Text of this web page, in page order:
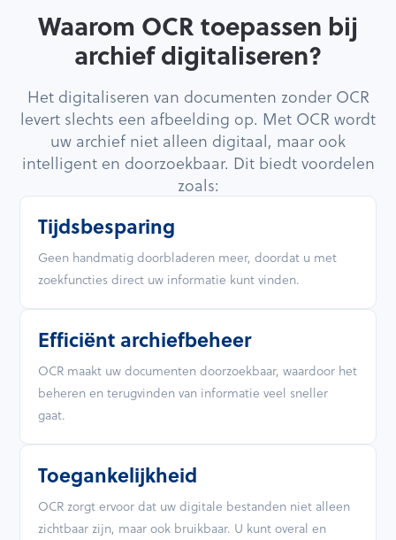
Waarom OCR toepassen bij
archief digitaliseren?
Het digitaliseren van documenten zonder OCR
levert slechts een afbeelding op. Met OCR wordt
uw archief niet alleen digitaal, maar ook
intelligent en doorzoekbaar. Dit biedt voordelen
zoals:
Tijdsbesparing
Geen handmatig doorbladeren meer, doordat u met
zoekfuncties direct uw informatie kunt vinden.
Efficiënt archiefbeheer
OCR maakt uw documenten doorzoekbaar, waardoor het
beheren en terugvinden van informatie veel sneller
gaat.
Toegankelijkheid
OCR zorgt ervoor dat uw digitale bestanden niet alleen
zichtbaar zijn, maar ook bruikbaar. U kunt overal en